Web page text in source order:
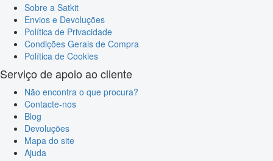
Sobre a Satkit
Envios e Devoluções
Política de Privacidade
Condições Gerais de Compra
Política de Cookies
Serviço de apoio ao cliente
Não encontra o que procura?
Contacte-nos
Blog
Devoluções
Mapa do site
Ajuda